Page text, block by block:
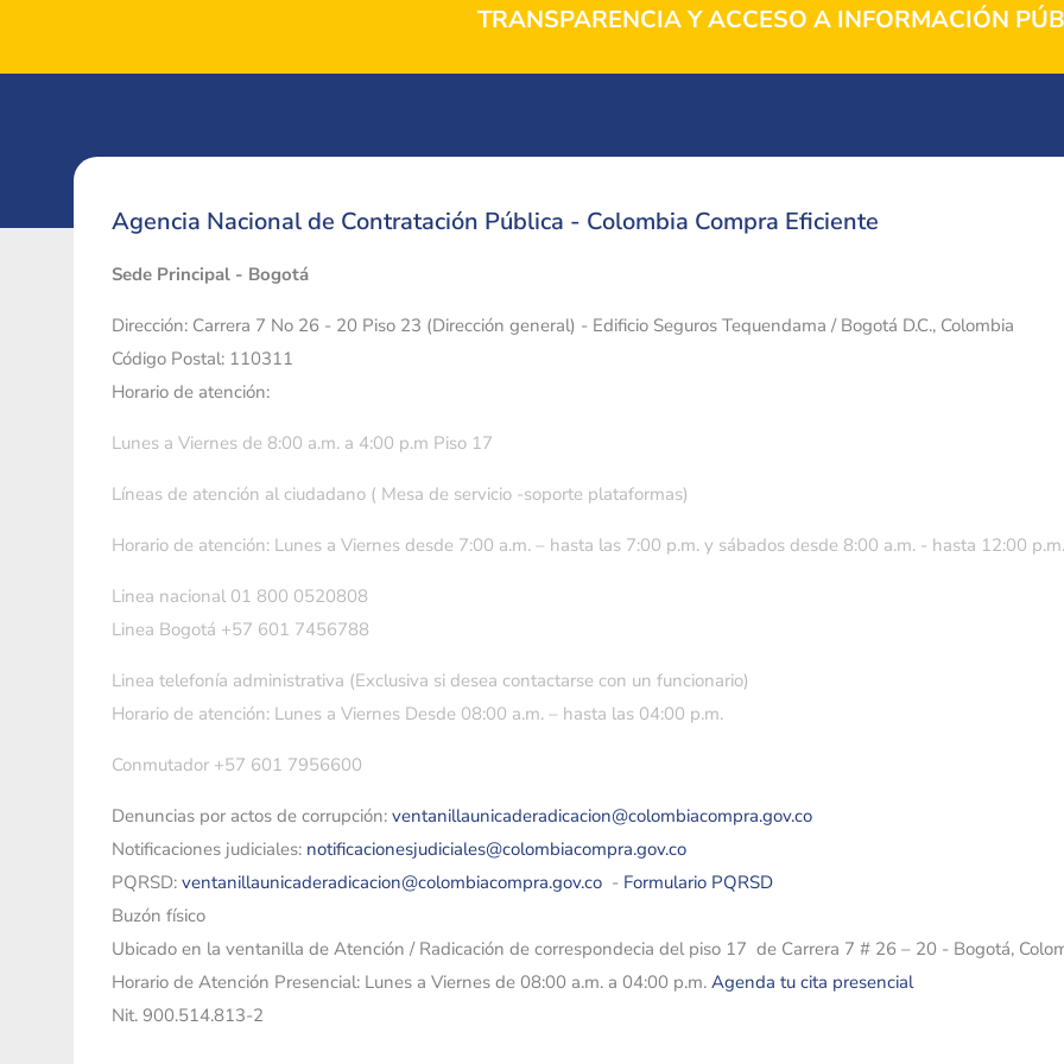
TRANSPARENCIA Y ACCESO A INFORMACIÓN
Agencia Nacional de Contratación Pública - Colombia Compra Eficiente
Sede Principal - Bogotá
Dirección: Carrera 7 No 26 - 20 Piso 23 (Dirección general) - Edificio Seguros Tequendama / Bogotá D.C., Colombia
Código Postal: 110311
Horario de atención:
Lunes a Viernes de 8:00 a.m. a 4:00 p.m Piso 17
Líneas de atención al ciudadano ( Mesa de servicio -soporte plataformas)
Horario de atención: Lunes a Viernes desde 7:00 a.m. – hasta las 7:00 p.m. y sábados desde 8:00 a.m. - hasta 12:00 p.m.
Linea nacional 01 800 0520808
Linea Bogotá +57 601 7456788
Linea telefonía administrativa (Exclusiva si desea contactarse con un funcionario)
Horario de atención: Lunes a Viernes Desde 08:00 a.m. – hasta las 04:00 p.m.
Conmutador +57 601 7956600
Denuncias por actos de corrupción: ventanillaunicaderadicacion@colombiacompra.gov.co
Notificaciones judiciales: notificacionesjudiciales@colombiacompra.gov.co
PQRSD: ventanillaunicaderadicacion@colombiacompra.gov.co - Formulario PQRSD
Buzón físico
Ubicado en la ventanilla de Atención / Radicación de correspondecia del piso 17 de Carrera 7 # 26 – 20 - Bogotá,
Horario de Atención Presencial: Lunes a Viernes de 08:00 a.m. a 04:00 p.m. Agenda tu cita presencial
Nit. 900.514.813-2